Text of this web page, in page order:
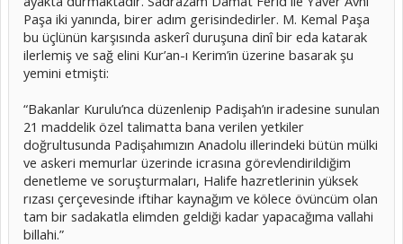
Paşa iki yanında, birer adım gerisindedirler. M. Kemal Paşa
bu üçlünün karşısında askerî duruşuna dinî bir eda katarak
ilerlemiş ve sağ elini Kur’an-ı Kerim’in üzerine basarak şu
yemini etmişti:
“Bakanlar Kurulu’nca düzenlenip Padişah’ın iradesine sunulan
21 maddelik özel talimatta bana verilen yetkiler
doğrultusunda Padişahımızın Anadolu illerindeki bütün mülki
ve askeri memurlar üzerinde icrasına görevlendirildiğim
denetleme ve soruşturmaları, Halife hazretlerinin yüksek
rızası çerçevesinde iftihar kaynağım ve kölece övüncüm olan
tam bir sadakatla elimden geldiği kadar yapacağıma vallahi
billahi.”